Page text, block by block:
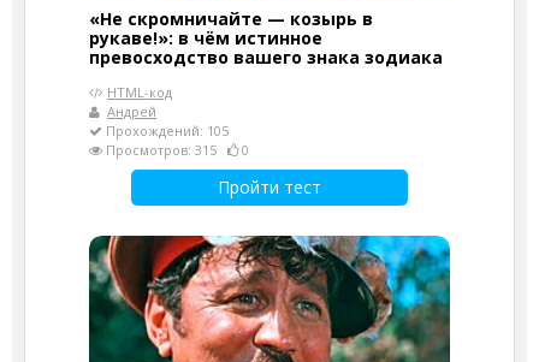
«Не скромничайте — козырь в
рукаве!»: в чём истинное
превосходство вашего знака зодиака
HTML-код
Андрей
Прохождений: 105
Просмотров: 315
0
Пройти тест